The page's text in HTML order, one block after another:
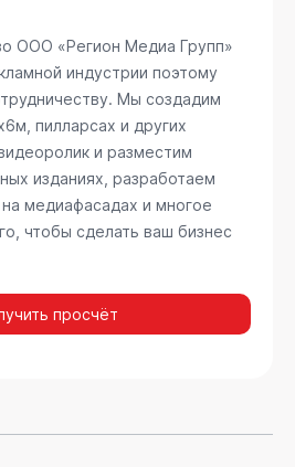
ООО «Регион Медиа Групп»
индустрии поэтому
Мы создадим
пилларсах и других
и разместим
изданиях, разработаем
медиафасадах и многое
чтобы сделать ваш бизнес
просчёт